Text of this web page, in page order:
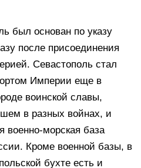
был основан по указу
после присоединения
Севастополь стал
Империи еще в
воинской славы,
в разных войнах, и
военно-морская база
Кроме военной базы, в
бухте есть и